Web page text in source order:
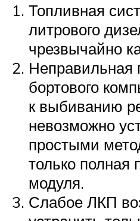
Топливная
литрового
чрезвычайно
Неправильная
бортового
к выбиванию
невозможно
простыми
только полная
модуля.
Слабое ЛКП